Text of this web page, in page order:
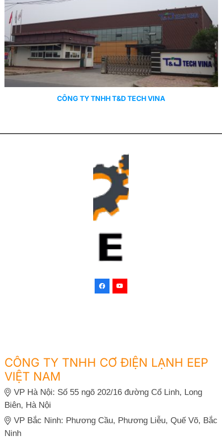
CÔNG TY TNHH T&D TECH VINA
CÔNG TY TNHH CƠ ĐIỆN LẠNH EEP
VIỆT NAM
VP Hà Nội: Số 55 ngõ 202/16 đường Cổ Linh, Long
Biên, Hà Nội
VP Bắc Ninh: Phương Cầu, Phương Liễu, Quế Võ, Bắc
Ninh